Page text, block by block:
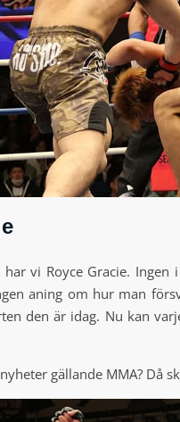
vi Royce Gracie. Ingen
aning om hur man
den är idag. Nu kan
gällande MMA? Då